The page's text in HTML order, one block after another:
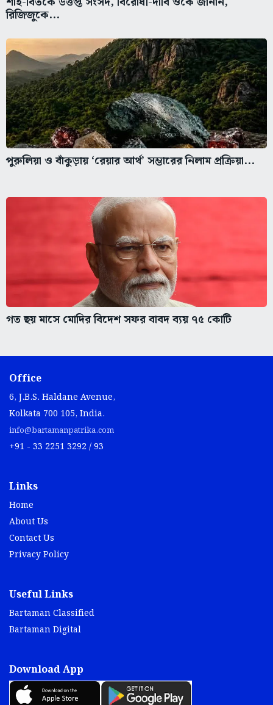
রিজিজুকে...
পুরুলিয়া ও বাঁকুড়ায় ‘রেয়ার আর্থ’ সম্ভারের নিলাম প্রক্রিয়া...
গত ছয় মাসে মোদির বিদেশ সফর বাবদ ব্যয় ৭৫ কোটি
Office
6, J.B.S. Haldane Avenue,
Kolkata 700 105, India.
info@bartamanpatrika.com
+91 - 33 2251 3292 / 93
Links
Home
About Us
Contact Us
Privacy Policy
Useful Links
Bartaman Classified
Bartaman Digital
Download App